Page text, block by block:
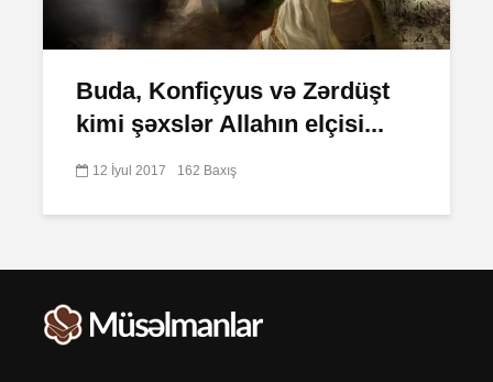
Buda, Konfiçyus və Zərdüşt
kimi şəxslər Allahın elçisi...
12 İyul 2017 162 Baxış